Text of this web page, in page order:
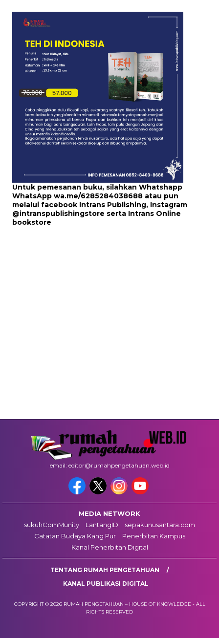
Untuk pemesanan buku, silahkan Whatshapp
WhatsApp wa.me/6285284038688 atau pun
melalui facebook Intrans Publishing, Instagram
@intranspublishingstore serta Intrans Online
bookstore
email: editor@rumahpengetahuan.web.id
MEDIA NETWORK
sukuhComMunity
LantangID
sepakunusantara.com
Catatan Budaya Kang Pur
Penerbitan Kampus
Kanal Penerbitan Digital
TENTANG RUMAH PENGETAHUAN
KANAL PUBLIKASI DIGITAL
COPYRIGHT © 2026 RUMAH PENGETAHUAN – HOUSE OF KNOWLEDGE - ALL
RIGHTS RESERVED